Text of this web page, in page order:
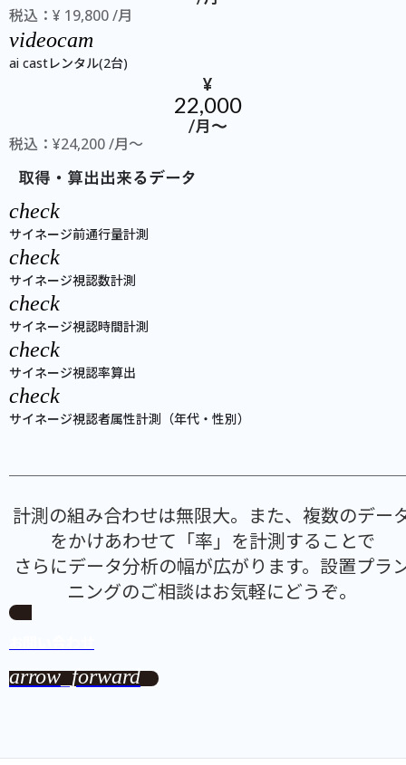
税込：¥ 19,800 /月
videocam
ai castレンタル(2台)
¥
22,000
/月〜
税込：¥24,200 /月〜
取得・算出出来るデータ
check
サイネージ前通行量計測
check
サイネージ視認数計測
check
サイネージ視認時間計測
check
サイネージ視認率算出
check
サイネージ視認者属性計測（年代・性別）
計測の組み合わせは無限大。また、複数のデー
をかけあわせて「率」を計測することで
さらにデータ分析の幅が広がります。設置プラ
ニングのご相談はお気軽にどうぞ。
arrow_forward